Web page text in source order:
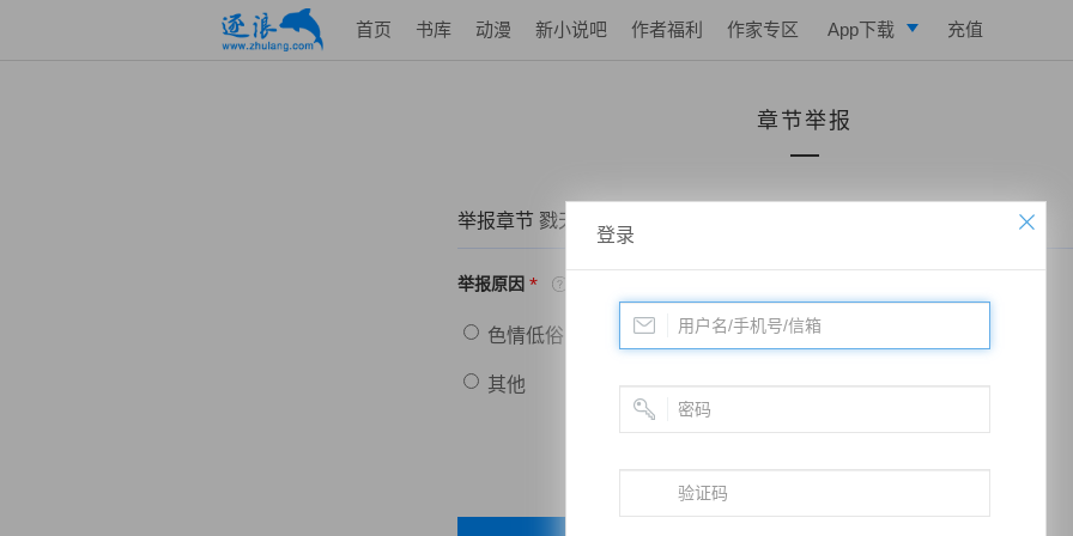
首页 书库 动漫 新小说吧 作者福利 作家专区 App下载
写作助手
充值
章节举报
举报章节 戮天狂徒——第一千一百零四章、魂帝脱逃，万年后的重生
举报原因 *
色情低俗 政治敏感 暴力低俗
其他
登录